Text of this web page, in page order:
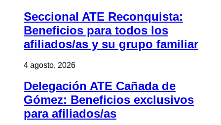
Seccional ATE Reconquista:
Beneficios para todos los
afiliados/as y su grupo familiar
4 agosto, 2026
Delegación ATE Cañada de
Gómez: Beneficios exclusivos
para afiliados/as